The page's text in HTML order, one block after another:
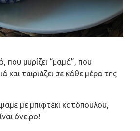
που μυρίζει “μαμά”, που
και ταιριάζει σε κάθε μέρα της
με μπιφτέκι κοτόπουλου,
όνειρο!